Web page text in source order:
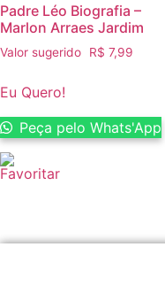
Padre Léo Biografia –
Marlon Arraes Jardim
Valor sugerido R$ 7,99
Eu Quero!
Peça pelo Whats'App